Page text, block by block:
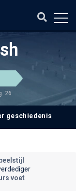
26
geschiedenis
voet